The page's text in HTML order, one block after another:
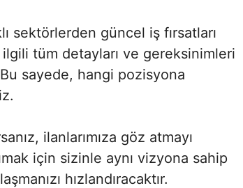
sektörlerden güncel iş fırsatları
tüm detayları ve gereksinimleri
sayede, hangi pozisyona
ilanlarımıza göz atmayı
için sizinle aynı vizyona sahip
hızlandıracaktır.